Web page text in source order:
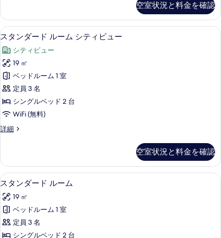
す
べ
て
の
写
真
を
表
示
す
ア
ス
タ
オ
の
詳
細
空室状況と料金を確認
ス
タ
ン
ダ
ー
ド
ル
ム
テ
ィ
ビ
ュ
ー
の
セーフティボックス (室内)、ノート
6
スタンダード ルーム シティビュー
シティビュー
19 ㎡
ベッドルーム 1 室
定員 3 名
シングルベッド 2 台
WiFi (無料)
詳細
ス
ー
ド
ル
ム
シ
テ
ィ
ビ
空室状況と料金を確認
ス
タ
ン
ダ
ー
セーフティボックス (室内)、ノート
5
スタンダード ルーム
19 ㎡
ベッドルーム 1 室
定員 3 名
シングルベッド 2 台